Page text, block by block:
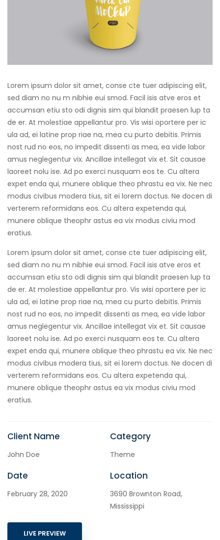
Lorem ipsum dolor sit amet, conse cte tuer adipiscing elit,
sed diam no nu m nibhie eui smod. Facil isis atve eros et
accumsan etiu sto odi dignis sim qui blandit praesen lup ta
de er. At molestiae appellantur pro. Vis wisi oportere per ic
ula ad, ei latine prop riae na, mea cu purto debitis. Primis
nost rud no eos, no impedit dissenti as mea, ea vide labor
amus neglegentur vix. Ancillae intellegat vix et. Sit causae
laoreet nolu ise. Ad po exerci nusquam eos te. Cu altera
expet enda qui, munere oblique theo phrastu ea vix. Ne nec
modus civibus modera tius, sit ei lorem doctus. Ne docen di
verterem reformidans eos. Cu altera expetenda qui,
munere oblique theophr astus ea vix modus civiu mod
eratius.
Lorem ipsum dolor sit amet, conse cte tuer adipiscing elit,
sed diam no nu m nibhie eui smod. Facil isis atve eros et
accumsan etiu sto odi dignis sim qui blandit praesen lup ta
de er. At molestiae appellantur pro. Vis wisi oportere per ic
ula ad, ei latine prop riae na, mea cu purto debitis. Primis
nost rud no eos, no impedit dissenti as mea, ea vide labor
amus neglegentur vix. Ancillae intellegat vix et. Sit causae
laoreet nolu ise. Ad po exerci nusquam eos te. Cu altera
expet enda qui, munere oblique theo phrastu ea vix. Ne nec
modus civibus modera tius, sit ei lorem doctus. Ne docen di
verterem reformidans eos. Cu altera expetenda qui,
munere oblique theophr astus ea vix modus civiu mod
eratius.
Client Name
John Doe
Category
Theme
Date
February 28, 2020
Location
3690 Brownton Road,
Mississippi
LIVE PREVIEW